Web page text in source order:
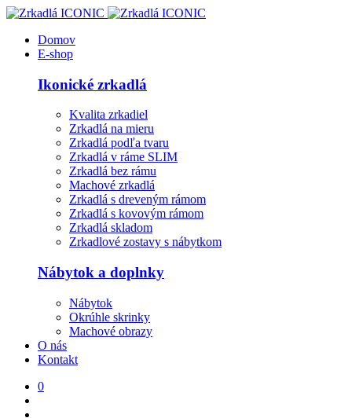
Domov
E-shop
Ikonické zrkadlá
Kvalita zrkadiel
Zrkadlá na mieru
Zrkadlá podľa tvaru
Zrkadlá v ráme SLIM
Zrkadlá bez rámu
Machové zrkadlá
Zrkadlá s dreveným rámom
Zrkadlá s kovovým rámom
Zrkadlá skladom
Zrkadlové zostavy s nábytkom
Nábytok a doplnky
Nábytok
Okrúhle skrinky
Machové obrazy
O nás
Kontakt
0